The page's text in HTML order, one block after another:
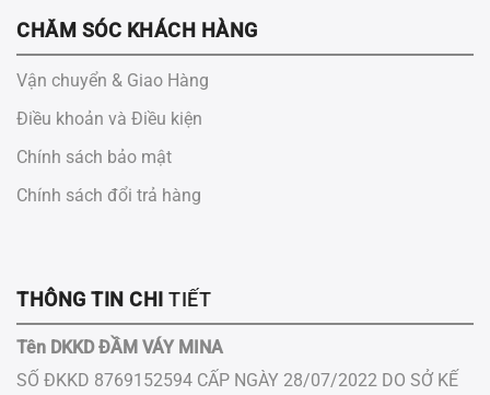
CHĂM SÓC KHÁCH HÀNG
Vận chuyển & Giao Hàng
Điều khoản và Điều kiện
Chính sách bảo mật
Chính sách đổi trả hàng
THÔNG TIN CHI TIẾT
Tên DKKD ĐẦM VÁY MINA
SỐ ĐKKD 8769152594 CẤP NGÀY 28/07/2022 DO SỞ KẾ